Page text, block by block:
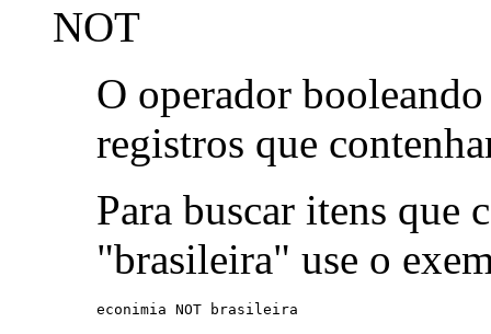
NOT
O operador
registros que
Para buscar itens que
"brasileira" use o
econimia NOT brasileira